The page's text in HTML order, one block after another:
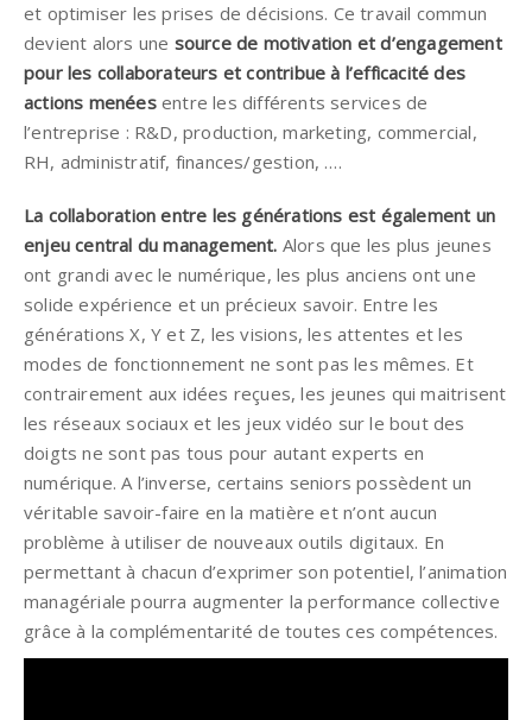
et optimiser les prises de décisions. Ce travail commun
devient alors une source de motivation et d’engagement
pour les collaborateurs et contribue à l’efficacité des
actions menéesentre les différents services de
l’entreprise : R&D, production, marketing, commercial,
RH, administratif, finances/gestion, ….
La collaboration entre les générations est également un
enjeu central du management. Alors que les plus jeunes
ont grandi avec le numérique, les plus anciens ont une
solide expérience et un précieux savoir. Entre les
générations X, Y et Z, les visions, les attentes et les
modes de fonctionnement ne sont pas les mêmes. Et
contrairement aux idées reçues, les jeunes qui maitrisent
les réseaux sociaux et les jeux vidéo sur le bout des
doigts ne sont pas tous pour autant experts en
numérique. A l’inverse, certains seniors possèdent un
véritable savoir-faire en la matière et n’ont aucun
problème à utiliser de nouveaux outils digitaux. En
permettant à chacun d’exprimer son potentiel, l’animation
managériale pourra augmenter la performance collective
grâce à la complémentarité de toutes ces compétences.